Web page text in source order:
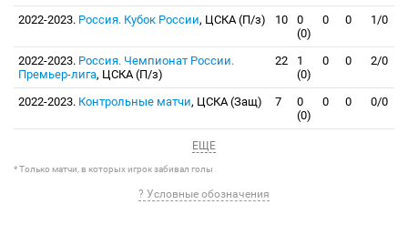
2022-2023. Россия. Кубок России, ЦСКА (П/з) 10
0
(0)
0 0 1/0
2022-2023. Россия. Чемпионат России.
Премьер-лига, ЦСКА (П/з)
22
1
(0)
0 0 2/0
2022-2023. Контрольные матчи, ЦСКА (Защ) 7
0
(0)
0 0 0/0
ЕЩЕ
* Только матчи, в которых игрок забивал голы
? Условные обозначения